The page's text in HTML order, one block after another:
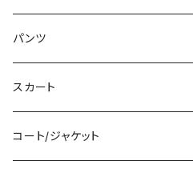
タンクトップ/キャミソール
シャツ/ブラウス
ベアトップ/チューブトップ
ミニ/ショート
ミディアム/ミモレ
ロング/マキシ
パンツ
ショート丈
クロップド丈
スカート
ミニ/ショート
コート/ジャケット